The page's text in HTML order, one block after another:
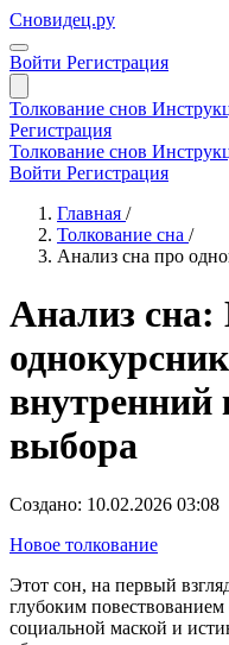
Сновидец.ру
Войти Регистрация
Толкование снов
Регистрация
Толкование снов
Войти Регистрация
Главная /
Толкование сна /
Анализ сна про
Анализ сна:
внутренний
выбора
Создано: 10.02.2026 03:08
Новое толкование
Этот сон, на первый
глубоким
социальной маской и